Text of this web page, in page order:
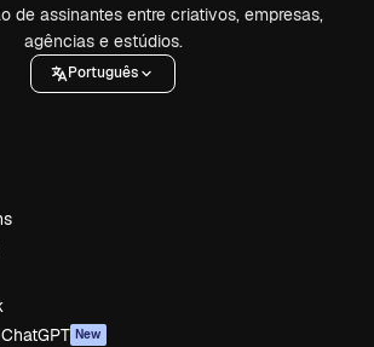
de assinantes entre criativos, empresas,
agências e estúdios.
Português
New